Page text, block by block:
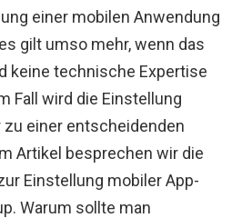
einer mobilen Anwendung
gilt umso mehr, wenn das
keine technische Expertise
Fall wird die Einstellung
einer entscheidenden
Artikel besprechen wir die
Einstellung mobiler App-
Warum sollte man